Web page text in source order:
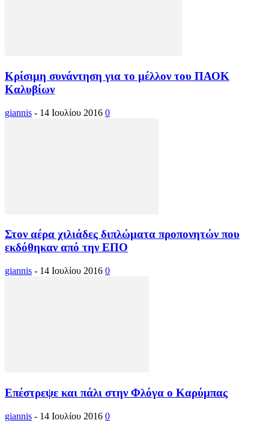
Κρίσιμη συνάντηση για το μέλλον του ΠΑΟΚ
Καλυβίων
giannis - 14 Ιουλίου 2016 0
Στον αέρα χιλιάδες διπλώματα προπονητών που
εκδόθηκαν από την ΕΠΟ
giannis - 14 Ιουλίου 2016 0
Επέστρεψε και πάλι στην Φλόγα ο Καρύμπας
giannis - 14 Ιουλίου 2016 0